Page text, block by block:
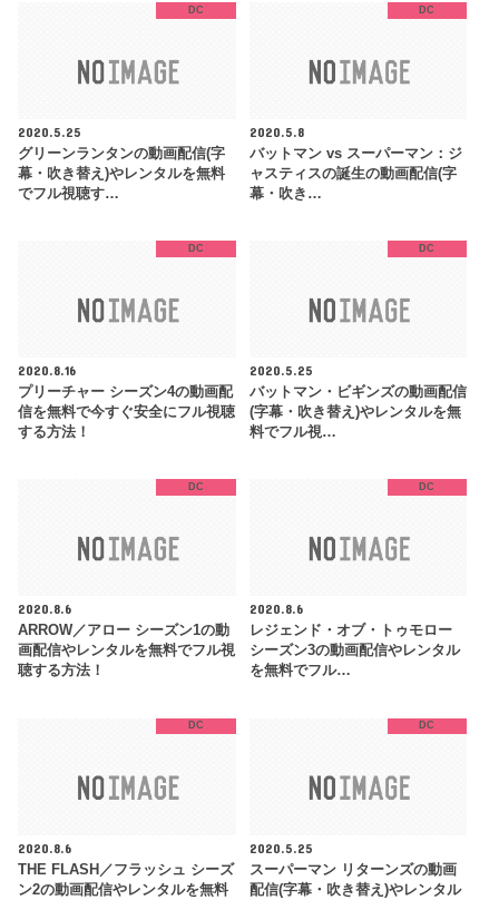
DC
2020.5.25
グリーンランタンの動画配信(字
幕・吹き替え)やレンタルを無料
でフル視聴す…
DC
2020.5.8
バットマン vs スーパーマン：ジ
ャスティスの誕生の動画配信(字
幕・吹き…
DC
2020.8.16
プリーチャー シーズン4の動画配
信を無料で今すぐ安全にフル視聴
する方法！
DC
2020.5.25
バットマン・ビギンズの動画配信
(字幕・吹き替え)やレンタルを無
料でフル視…
DC
2020.8.6
ARROW／アロー シーズン1の動
画配信やレンタルを無料でフル視
聴する方法！
DC
2020.8.6
レジェンド・オブ・トゥモロー
シーズン3の動画配信やレンタル
を無料でフル…
DC
2020.8.6
THE FLASH／フラッシュ シーズ
ン2の動画配信やレンタルを無料
DC
2020.5.25
スーパーマン リターンズの動画
配信(字幕・吹き替え)やレンタル